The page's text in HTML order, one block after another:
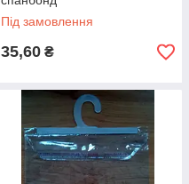
Під замовлення
35,60 ₴